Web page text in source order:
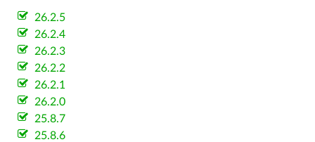
26.2.5
26.2.4
26.2.3
26.2.2
26.2.1
26.2.0
25.8.7
25.8.6